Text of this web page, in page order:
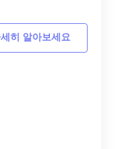
히 알아보세요